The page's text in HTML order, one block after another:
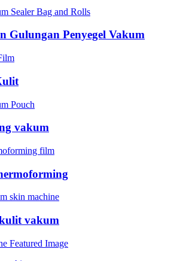
Gulungan Penyegel Vakum
vakum
vakum